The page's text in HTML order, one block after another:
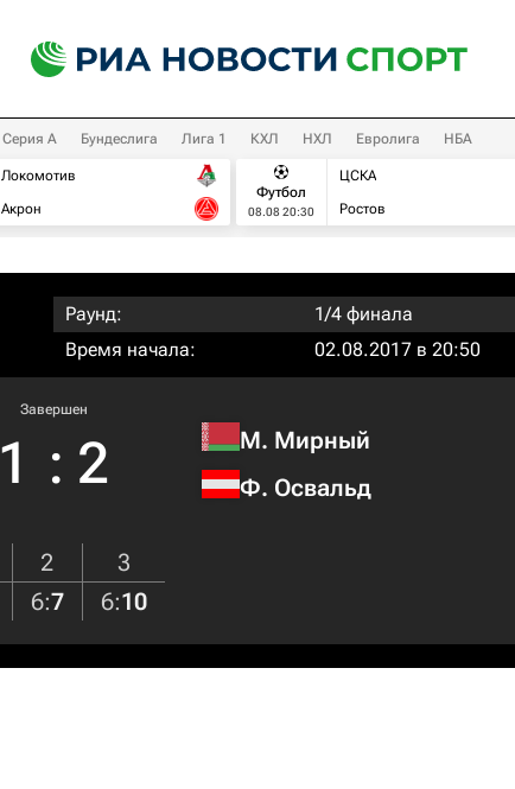
Серия А Бундеслига Лига 1 КХЛ НХЛ Евролига НБА
Локомотив
Акрон
Футбол
08.08 20:30
ЦСКА
Ростов
Раунд:
1/4 финала
Время начала:
02.08.2017 в 20:50
Завершен
1 : 2
М. Мирный
Ф. Освальд
2
3
6:7 6:10